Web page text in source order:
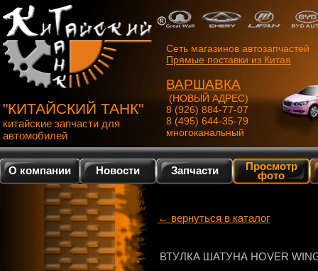
"КИТАЙСКИЙ ТАНК"
китайские запчасти для
автомобилей
Сеть магазинов автозапчастей
Прямые поставки из Китая
ВАРШАВКА
(НОВЫЙ АДРЕС)
8 (926) 884-77-07
8 (495) 644-35-79
многоканальный
О компании Новости Запчасти Просмотр
фото
← вернуться в каталог
ВТУЛКА ШАТУНА HOVER